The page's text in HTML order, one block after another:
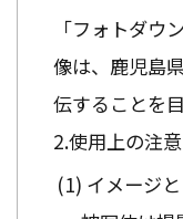
「フォトダウ
像は、鹿児島
伝することを
使用上の注意
イメージ